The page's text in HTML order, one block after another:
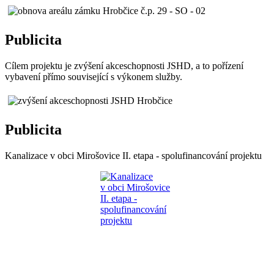
Publicita
Cílem projektu je zvýšení akceschopnosti JSHD, a to pořízení
vybavení přímo související s výkonem služby.
Publicita
Kanalizace v obci Mirošovice II. etapa - spolufinancování projektu